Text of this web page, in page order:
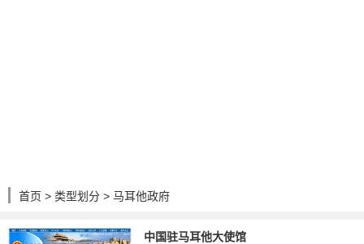
首页 > 类型划分 > 马耳他政府
中国驻马耳他大使馆